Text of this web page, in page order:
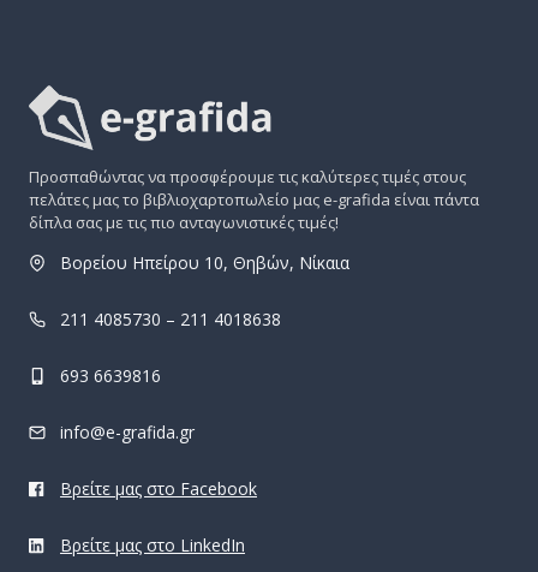
Προσπαθώντας να προσφέρουμε τις καλύτερες τιμές στους
πελάτες μας το βιβλιοχαρτοπωλείο μας e-grafida είναι πάντα
δίπλα σας με τις πιο ανταγωνιστικές τιμές!
Βορείου Ηπείρου 10, Θηβών, Νίκαια
211 4085730 – 211 4018638
693 6639816
info@e-grafida.gr
Βρείτε μας στο Facebook
Βρείτε μας στο LinkedIn